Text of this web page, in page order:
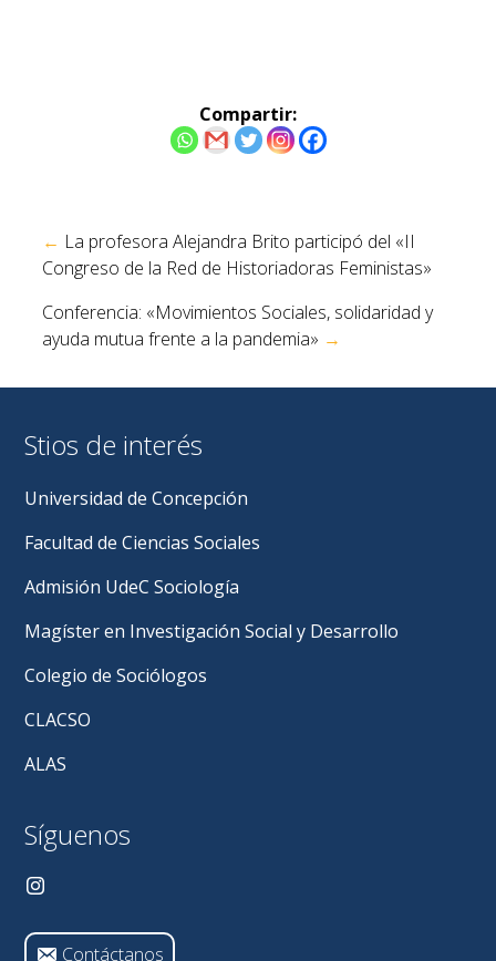
Compartir:
entradas
← La profesora Alejandra Brito participó del «II
Congreso de la Red de Historiadoras Feministas»
Conferencia: «Movimientos Sociales, solidaridad y
ayuda mutua frente a la pandemia» →
Stios de interés
Universidad de Concepción
Facultad de Ciencias Sociales
Admisión UdeC Sociología
Magíster en Investigación Social y Desarrollo
Colegio de Sociólogos
CLACSO
ALAS
Síguenos
Contáctanos